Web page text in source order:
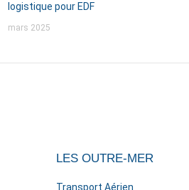
logistique pour EDF
mars 2025
LES OUTRE-MER
Transport Aérien